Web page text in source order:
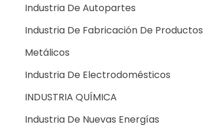
Industria De Autopartes
Industria De Fabricación De Productos
Metálicos
Industria De Electrodomésticos
INDUSTRIA QUÍMICA
Industria De Nuevas Energías